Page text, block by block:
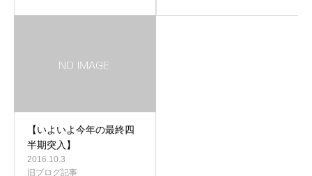
【いよいよ今年の最終四
半期突入】
2016.10.3
旧ブログ記事